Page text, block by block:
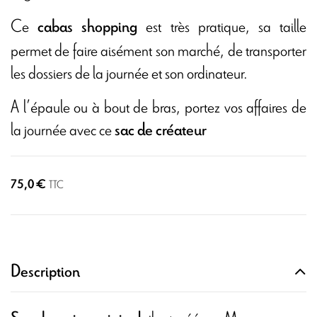
Cecabas shoppingest très pratique, sa taille
permet de faire aisément son marché, de transporter
les dossiers de la journée et son ordinateur.
A l’épaule ou à bout de bras, portez vos affaires de
la journée avec cesac de créateur
75,0 € TTC
Description